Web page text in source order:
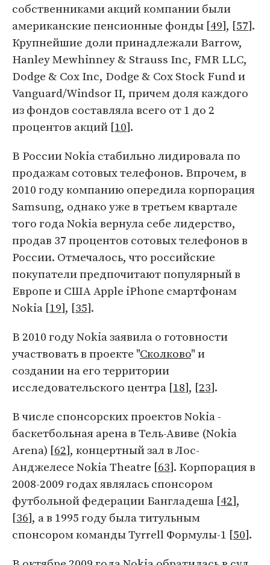
собственниками акций компании были
американские пенсионные фонды [49], [57].
Крупнейшие доли принадлежали Barrow,
Hanley Mewhinney & Strauss Inc, FMR LLC,
Dodge & Cox Inc, Dodge & Cox Stock Fund и
Vanguard/Windsor II, причем доля каждого
из фондов составляла всего от 1 до 2
процентов акций [10].
В России Nokia стабильно лидировала по
продажам сотовых телефонов. Впрочем, в
2010 году компанию опередила корпорация
Samsung, однако уже в третьем квартале
того года Nokia вернула себе лидерство,
продав 37 процентов сотовых телефонов в
России. Отмечалось, что российские
покупатели предпочитают популярный в
Европе и США Apple iPhone смартфонам
Nokia [19], [35].
В 2010 году Nokia заявила о готовности
участвовать в проекте "Сколково" и
создании на его территории
исследовательского центра [18], [23].
В числе спонсорских проектов Nokia -
баскетбольная арена в Тель-Авиве (Nokia
Arena) [62], концертный зал в Лос-
Анджелесе Nokia Theatre [63]. Корпорация в
2008-2009 годах являлась спонсором
футбольной федерации Бангладеша [42],
[36], а в 1995 году была титульным
спонсором команды Tyrrell Формулы-1 [50].